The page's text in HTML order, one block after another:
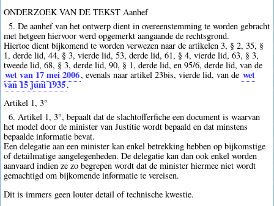
ONDERZOEK VAN DE TEKST Aanhef
5. De aanhef van het ontwerp dient in overeenstemming te worden gebracht
met hetgeen hiervoor werd opgemerkt aangaande de rechtsgrond.
Hiertoe dient bijkomend te worden verwezen naar de artikelen 3, § 2, 35, §
1, derde lid, 44, § 3, vierde lid, 53, derde lid, 61, § 4, vierde lid, 63, § 3,
tweede lid, 68, § 3, derde lid, 90, § 1, derde lid, en 95/6, derde lid, van de
wet van 17 mei 2006, evenals naar artikel 23bis, vierde lid, van de wet
van 15 juni 1935.
Artikel 1, 3°
6. Artikel 1, 3°, bepaalt dat de slachtofferfiche een document is waarvan
het model door de minister van Justitie wordt bepaald en dat minstens
bepaalde informatie bevat.
Een delegatie aan een minister kan enkel betrekking hebben op bijkomstige
of detailmatige aangelegenheden. De delegatie kan dan ook enkel worden
aanvaard indien ze zo begrepen wordt dat de minister hiermee niet wordt
gemachtigd om bijkomende informatie te vereisen.
Dit is immers geen louter detail of technische kwestie.